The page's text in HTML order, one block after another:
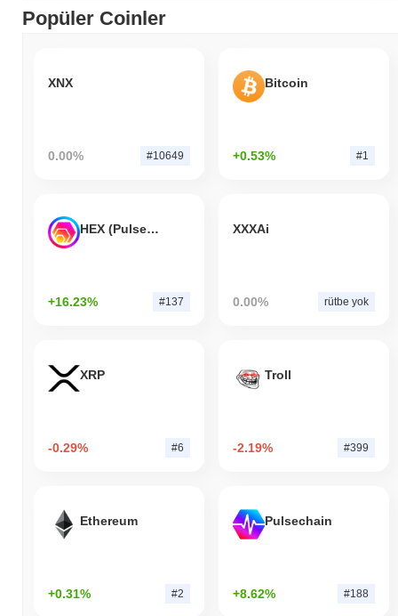
Popüler Coinler
XNX
0.00% #10649
Bitcoin
+0.53% #1
HEX (Pulsechain)
+16.23% #137
XXXAi
0.00% rütbe yok
XRP
-0.29% #6
Troll
-2.19% #399
Ethereum
+0.31% #2
Pulsechain
+8.62% #188